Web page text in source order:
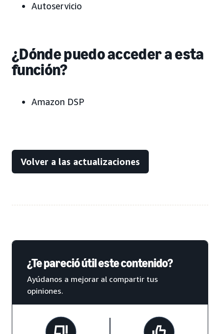
Autoservicio
¿Dónde puedo acceder a esta
función?
Amazon DSP
Volver a las actualizaciones
¿Te pareció útil este contenido?
Ayúdanos a mejorar al compartir tus
opiniones.